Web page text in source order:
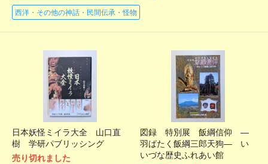
西洋・その他の神話・民間伝承・怪物
日本妖怪ミイラ大全 山口直
樹 学研パブリッシング
売り切れました
図録 特別展 飯綱信仰 ―
羽ばたく飯綱三郎天狗― い
いづな歴史ふれあい館